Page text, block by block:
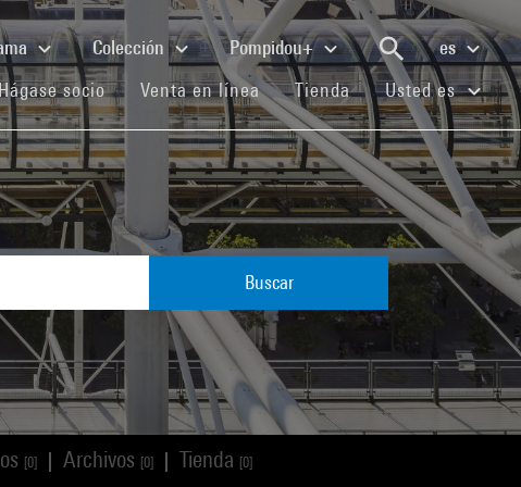
Colección Pompidou+
es
socio(current)Venta en línea(current)
Tienda(current)Usted es
Buscar
[0] Archivos [0] Tienda [0]